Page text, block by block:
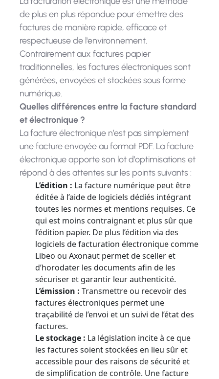
de plus en plus répandue pour émettre des
factures de manière rapide, efficace et
respectueuse de l'environnement.
Contrairement aux factures papier
traditionnelles, les factures électroniques sont
générées, envoyées et stockées sous forme
numérique.
Quelles différences entre la facture standard
et électronique ?
La facture électronique n’est pas simplement
une facture envoyée au format PDF. La facture
électronique apporte son lot d’optimisations et
répond à des attentes sur les points suivants :
L’édition : La facture numérique peut être
éditée à l’aide de logiciels dédiés intégrant
toutes les normes et mentions requises. Ce
qui est moins contraignant et plus sûr que
l’édition papier. De plus l’édition via des
logiciels de facturation électronique comme
Libeo ou Axonaut permet de sceller et
d’horodater les documents afin de les
sécuriser et garantir leur authenticité.
L’émission : Transmettre ou recevoir des
factures électroniques permet une
traçabilité de l’envoi et un suivi de l’état des
factures.
Le stockage : La législation incite à ce que
les factures soient stockées en lieu sûr et
accessible pour des raisons de sécurité et
de simplification de contrôle. Une facture